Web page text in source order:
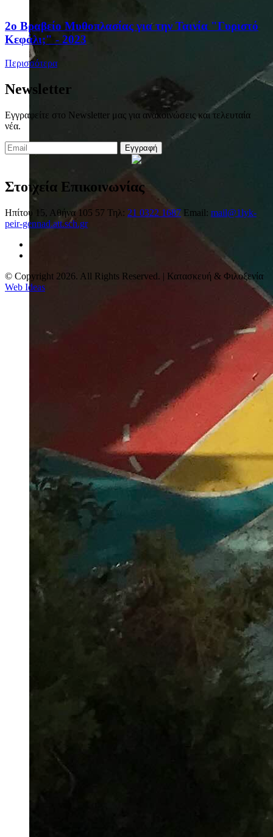
2ο Βραβείο Μυθοπλασίας για την Ταινία "Γυριστό
Κεφάλι;" - 2023
Περισσότερα
Newsletter
Εγγραφείτε στο Newsletter μας για ανακοινώσεις και τελευταία
νέα.
Εγγραφή
Στοιχεία Επικοινωνίας
Ηπίτου 15, Αθήνα 105 57 Τηλ: 21 0322 1687 Email: mail@1lyk-
peir-gennad.att.sch.gr
© Copyright 2026. All Rights Reserved. | Κατασκευή & Φιλοξενία
Web Ideas